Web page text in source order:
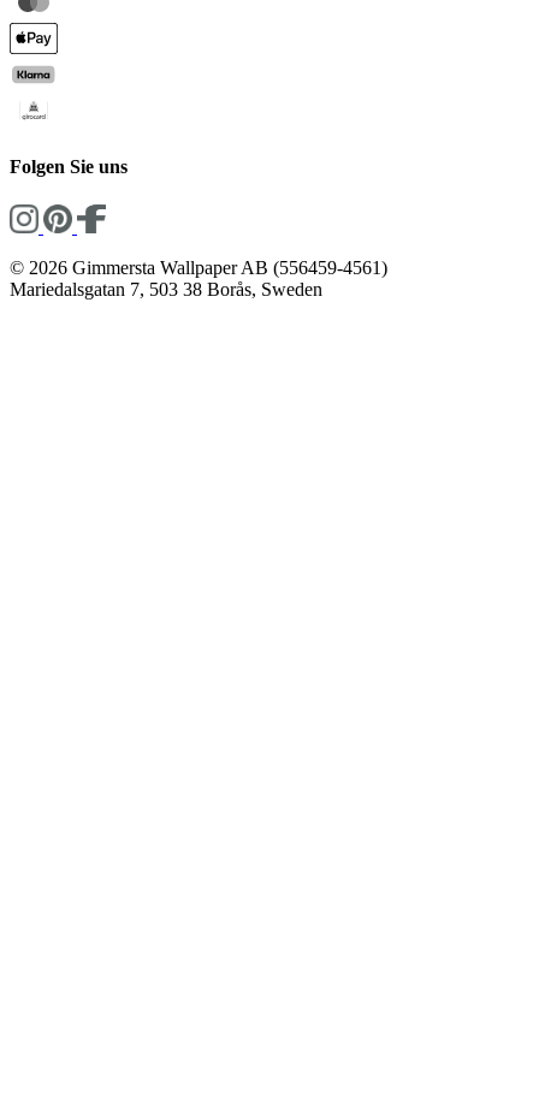
Folgen Sie uns
© 2026 Gimmersta Wallpaper AB (556459-4561)
Mariedalsgatan 7, 503 38 Borås, Sweden